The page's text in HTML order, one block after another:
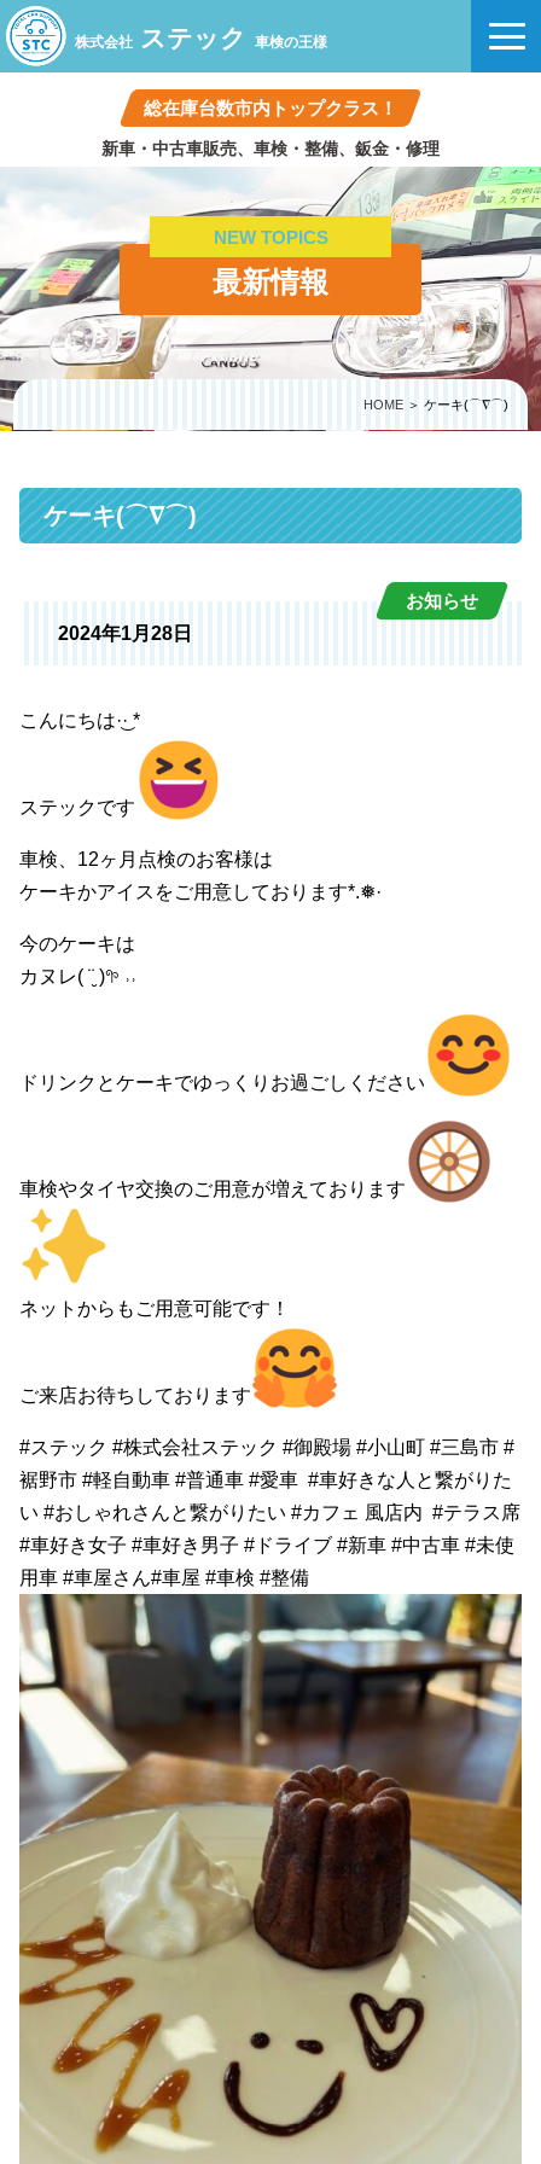
総在庫台数市内トップクラス！
新車・中古車販売、車検・整備、鈑金・修理
株式会社 ステック 車検の王様
NEW TOPICS
最新情報
HOME＞ ケーキ(⌒∇⌒)
ケーキ(⌒∇⌒)
2024年1月28日
お知らせ
こんにちは·͜· *
ステックです
車検、12ヶ月点検のお客様は
ケーキかアイスをご用意しております*.❅·
今のケーキは
カヌレ( ¨̮ )𖧧 ˒˒
ドリンクとケーキでゆっくりお過ごしください
車検やタイヤ交換のご用意が増えております
ネットからもご用意可能です！
ご来店お待ちしております
#ステック #株式会社ステック #御殿場 #小山町 #三島市 #
裾野市 #軽自動車 #普通車 #愛車 #車好きな人と繋がりた
い #おしゃれさんと繋がりたい #カフェ 風店内 #テラス席
#車好き女子 #車好き男子 #ドライブ #新車 #中古車 #未使
用車 #車屋さん#車屋 #車検 #整備